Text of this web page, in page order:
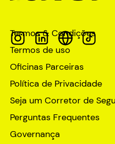
Termos & Condições
Termos de uso
Oficinas Parceiras
Política de Privacidade
Seja um Corretor de
Perguntas Frequentes
Governança